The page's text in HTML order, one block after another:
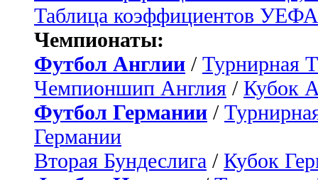
Таблица коэффициентов УЕФА
Чемпионаты:
Футбол Англии / Турнирная
Чемпионшип Англия / Кубок
Футбол Германии /
Германии
Вторая Бундеслига / Кубок